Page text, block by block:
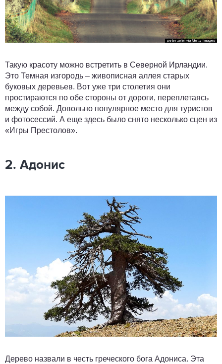
Такую красоту можно встретить в Северной Ирландии.
Это Темная изгородь – живописная аллея старых
буковых деревьев. Вот уже три столетия они
простираются по обе стороны от дороги, переплетаясь
между собой. Довольно популярное место для туристов
и фотосессий. А еще здесь было снято несколько сцен из
«Игры Престолов».
2. Адонис
Дерево назвали в честь греческого бога Адониса. Эта